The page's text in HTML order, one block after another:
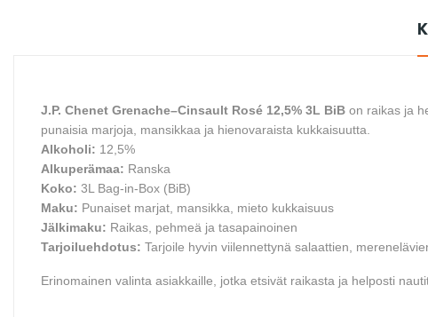
J.P. Chenet Grenache–Cinsault Rosé 12,5% 3L BiB on raikas ja
punaisia marjoja, mansikkaa ja hienovaraista kukkaisuutta.
Alkoholi: 12,5%
Alkuperämaa: Ranska
Koko: 3L Bag-in-Box (BiB)
Maku: Punaiset marjat, mansikka, mieto kukkaisuus
Jälkimaku: Raikas, pehmeä ja tasapainoinen
Tarjoiluehdotus: Tarjoile hyvin viilennettynä salaattien,
Erinomainen valinta asiakkaille, jotka etsivät raikasta ja helposti